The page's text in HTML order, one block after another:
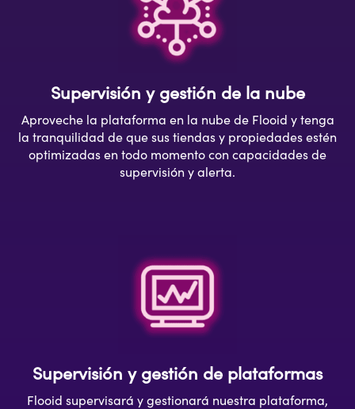
Supervisión y gestión de la nube
Aproveche la plataforma en la nube de Flooid y tenga
la tranquilidad de que sus tiendas y propiedades estén
optimizadas en todo momento con capacidades de
supervisión y alerta.
Supervisión y gestión de plataformas
Flooid supervisará y gestionará nuestra plataforma,